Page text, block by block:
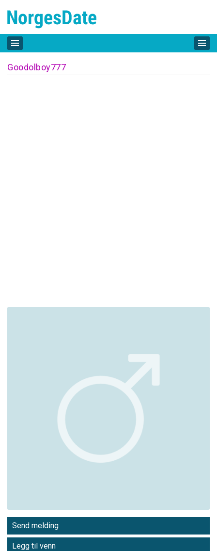
Goodolboy777
Send melding
Legg til venn